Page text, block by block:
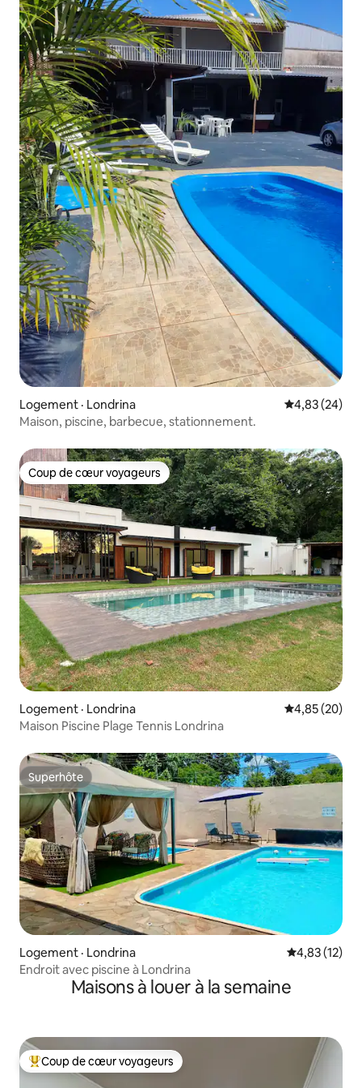
Logement · Londrina Note
4,83 (24)
Maison, piscine, barbecue, stationnement.
Coup de cœur voyageurs
Coup de cœur voyageurs
Logement · Londrina Note
4,85 (20)
Maison Piscine Plage Tennis Londrina
Superhôte
Superhôte
Logement · Londrina Note
4,83 (12)
Endroit avec piscine à Londrina
Maisons à louer à la semaine
Coup de cœur voyageurs parmi les plus aimés
Coup de cœur voyageurs